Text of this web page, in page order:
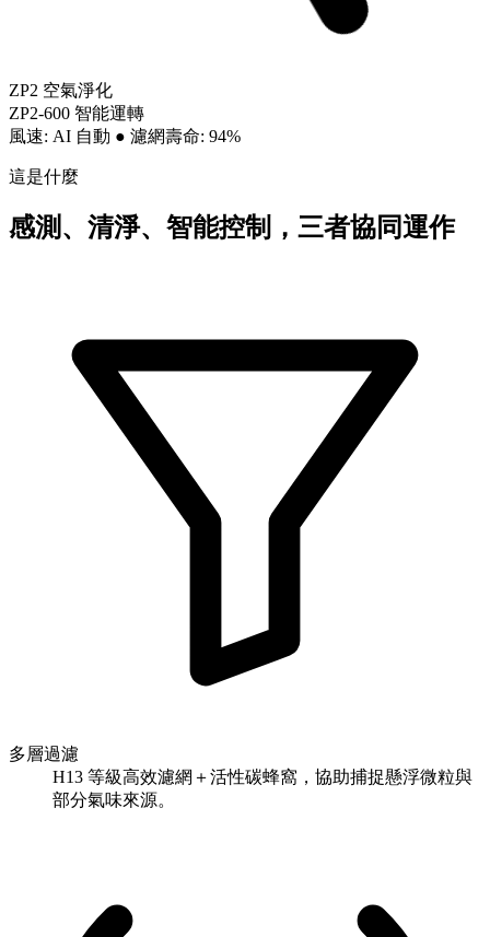
ZP2 空氣淨化
ZP2-600 智能運轉
風速: AI 自動 ● 濾網壽命: 94%
這是什麼
感測、清淨、智能控制，三者協同運作
多層過濾
H13 等級高效濾網＋活性碳蜂窩，協助捕捉懸浮微粒與
部分氣味來源。